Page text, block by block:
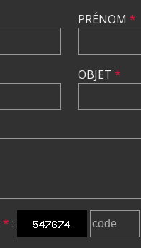
PRÉNOM *
OBJET *
* :